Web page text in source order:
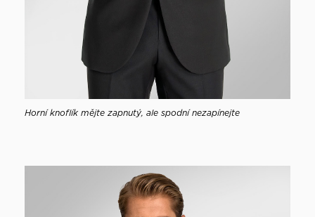
Horní knoflík mějte zapnutý, ale spodní nezapínejte